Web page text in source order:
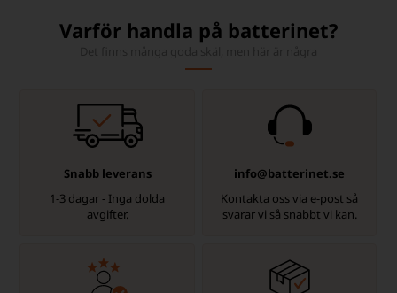
Varför handla på batterinet?
Snabb leverans
1-3 dagar - Inga dolda
avgifter.
info@batterinet.se
Kontakta oss via e-post så
svarar vi så snabbt vi kan.